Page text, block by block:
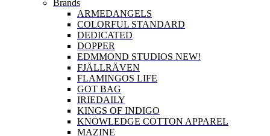
Brands
ARMEDANGELS
COLORFUL STANDARD
DEDICATED
DOPPER
EDMMOND STUDIOS NEW!
FJÄLLRÄVEN
FLAMINGOS LIFE
GOT BAG
IRIEDAILY
KINGS OF INDIGO
KNOWLEDGE COTTON APPAREL
MAZINE